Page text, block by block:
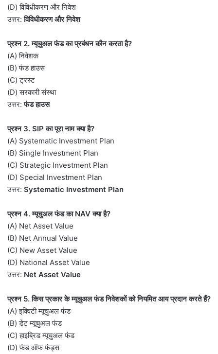
(D) विविधीकरण और निवेश
उत्तर:विविधीकरण और निवेश
प्रश्न 2. म्यूचुअल फंड का प्रबंधन कौन करता है?
(A) निवेशक
(B) फंड हाउस
(C) ट्रस्ट
(D) सरकारी संस्था
उत्तर:फंड हाउस
प्रश्न 3. SIP का पूरा नाम क्या है?
(A) Systematic Investment Plan
(B) Single Investment Plan
(C) Strategic Investment Plan
(D) Special Investment Plan
उत्तर: Systematic Investment Plan
प्रश्न 4. म्यूचुअल फंड का NAV क्या है?
(A) Net Asset Value
(B) Net Annual Value
(C) New Asset Value
(D) National Asset Value
उत्तर: Net Asset Value
प्रश्न 5. किस प्रकार के म्यूचुअल फंड निवेशकों को नियमित आय प्रदान करते हैं?
(A) इक्विटी म्यूचुअल फंड
(B) डेट म्यूचुअल फंड
(C) हाइब्रिड म्यूचुअल फंड
(D) फंड ऑफ फंड्स